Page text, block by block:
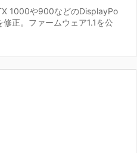
1000や900などのDisplayPo
修正。ファームウェア1.1を公